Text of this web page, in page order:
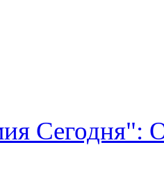
Сегодня":